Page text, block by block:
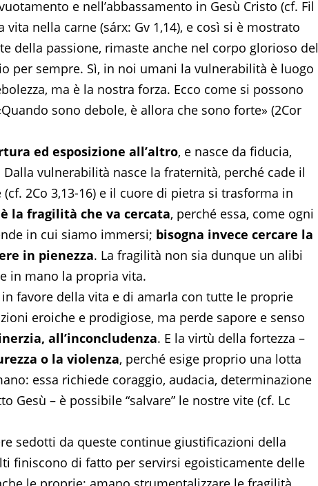
e nell’abbassamento in Gesù Cristo (cf. Fil
nella carne (sárx: Gv 1,14), e così si è mostrato
della passione, rimaste anche nel corpo glorioso del
per sempre. Sì, in noi umani la vulnerabilità è luogo
ma è la nostra forza. Ecco come si possono
sono debole, è allora che sono forte» (2Cor
ed esposizione all’altro, e nasce da fiducia,
vulnerabilità nasce la fraternità, perché cade il
2Co 3,13-16) e il cuore di pietra si trasforma in
la fragilità che va cercata, perché essa, come ogni
in cui siamo immersi; bisogna invece cercare la
in pienezza. La fragilità non sia dunque un alibi
in mano la propria vita.
favore della vita e di amarla con tutte le proprie
eroiche e prodigiose, ma perde sapore e senso
all’inconcludenza. E la virtù della fortezza –
o la violenza, perché esige proprio una lotta
essa richiede coraggio, audacia, determinazione
Gesù – è possibile “salvare” le nostre vite (cf. Lc
sedotti da queste continue giustificazioni della
finiscono di fatto per servirsi egoisticamente delle